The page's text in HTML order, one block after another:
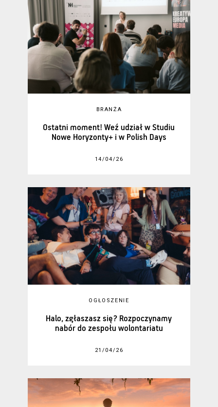
BRANŻA
Ostatni moment! Weź udział w Studiu
Nowe Horyzonty+ i w Polish Days
14/04/26
OGŁOSZENIE
Halo, zgłaszasz się? Rozpoczynamy
nabór do zespołu wolontariatu
21/04/26